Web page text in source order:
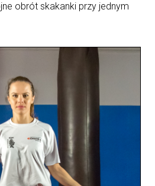
obrót skakanki przy jednym